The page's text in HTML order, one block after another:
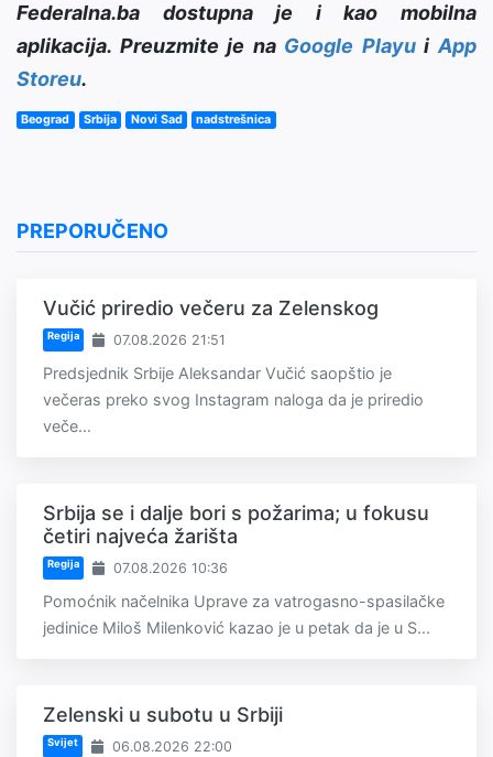
Federalna.ba dostupna je i kao mobilna
aplikacija. Preuzmite je na Google PlayuiApp
Storeu.
Beograd Srbija Novi Sad nadstrešnica
PREPORUČENO
Vučić priredio večeru za Zelenskog
Regija 07.08.2026 21:51
Predsjednik Srbije Aleksandar Vučić saopštio je
večeras preko svog Instagram naloga da je priredio
veče...
Srbija se i dalje bori s požarima; u fokusu
četiri najveća žarišta
Regija 07.08.2026 10:36
Pomoćnik načelnika Uprave za vatrogasno-spasilačke
jedinice Miloš Milenković kazao je u petak da je u S...
Zelenski u subotu u Srbiji
Svijet 06.08.2026 22:00